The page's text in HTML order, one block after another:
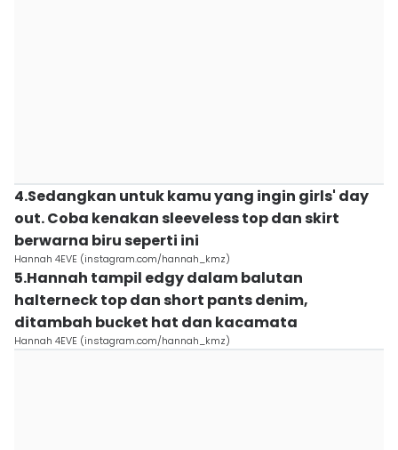
4.Sedangkan untuk kamu yang ingin girls' day
out. Coba kenakan sleeveless top dan skirt
berwarna biru seperti ini
Hannah 4EVE (instagram.com/hannah_kmz)
5.Hannah tampil edgy dalam balutan
halterneck top dan short pants denim,
ditambah bucket hat dan kacamata
Hannah 4EVE (instagram.com/hannah_kmz)